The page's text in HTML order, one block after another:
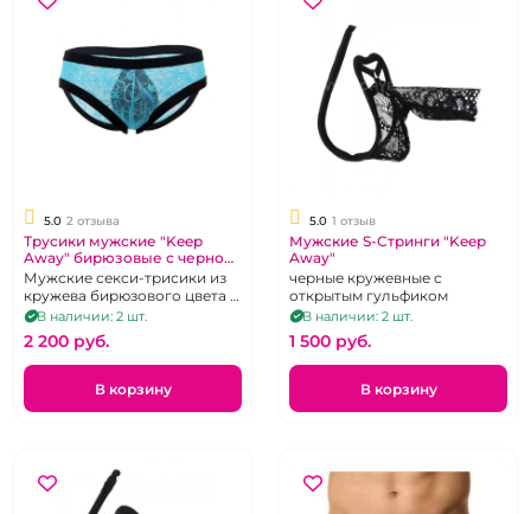
5.0 2 отзыва
Трусики мужские "Keep
Away" бирюзовые с черной
окантовкой 42
Мужские секси-трисики из
кружева бирюзового цвета с
чёрной окантовкой. Размер
40-42
В наличии: 2 шт.
2 200 pуб.
В корзину
5.0 1 отзыв
Мужские S-Стринги "Keep
Away"
черные кружевные с
открытым гульфиком
В наличии: 2 шт.
1 500 pуб.
В корзину